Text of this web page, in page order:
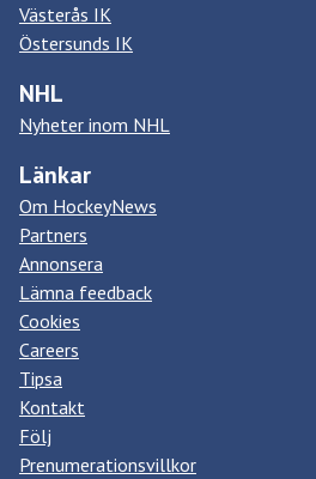
Västerås IK
Östersunds IK
NHL
Nyheter inom NHL
Länkar
Om HockeyNews
Partners
Annonsera
Lämna feedback
Cookies
Careers
Tipsa
Kontakt
Följ
Prenumerationsvillkor